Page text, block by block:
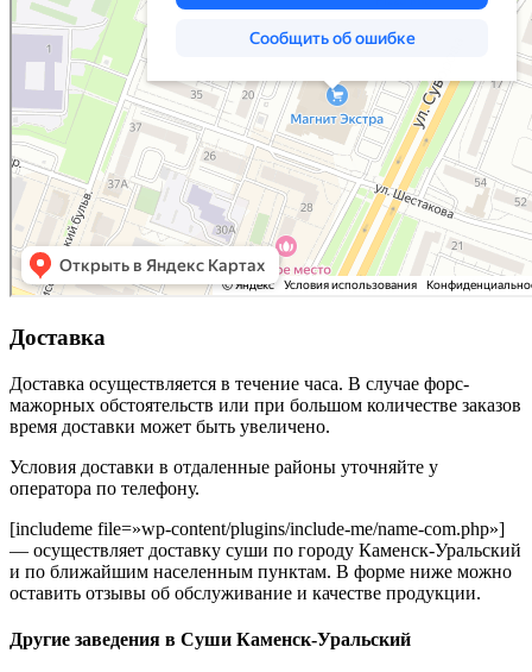
Доставка
Доставка осуществляется в течение часа. В случае форс-
мажорных обстоятельств или при большом количестве заказов
время доставки может быть увеличено.
Условия доставки в отдаленные районы уточняйте у
оператора по телефону.
[includeme file=»wp-content/plugins/include-me/name-com.php»]
— осуществляет доставку суши по городу Каменск-Уральский
и по ближайшим населенным пунктам. В форме ниже можно
оставить отзывы об обслуживание и качестве продукции.
Другие заведения в Суши Каменск-Уральский